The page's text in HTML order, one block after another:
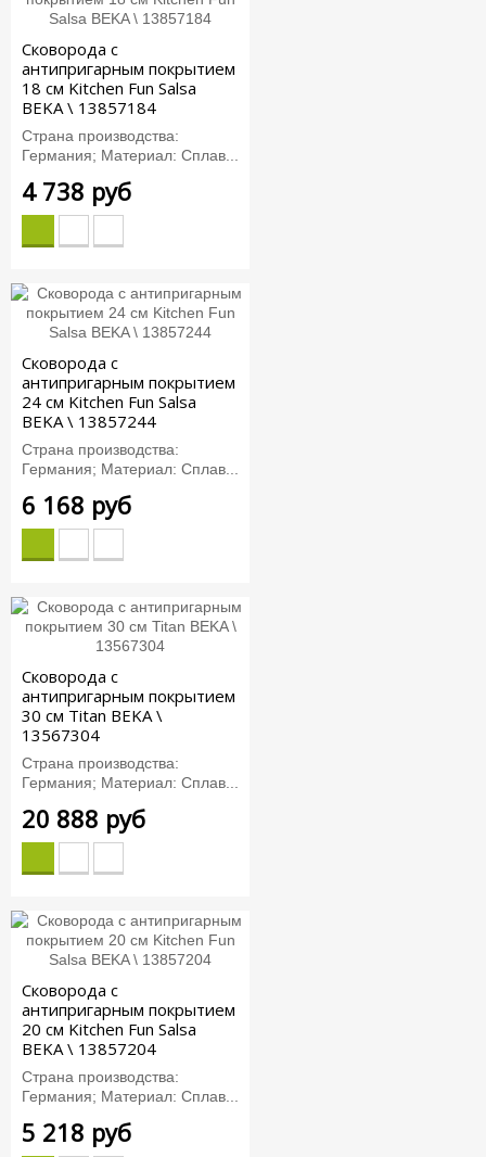
Сковорода с
антипригарным покрытием
18 см Kitchen Fun Salsa
BEKA \ 13857184
Страна производства:
Германия; Материал: Сплав...
4 738 руб
Сковорода с
антипригарным покрытием
24 см Kitchen Fun Salsa
BEKA \ 13857244
Страна производства:
Германия; Материал: Сплав...
6 168 руб
Сковорода с
антипригарным покрытием
30 см Titan BEKA \
13567304
Страна производства:
Германия; Материал: Сплав...
20 888 руб
Сковорода с
антипригарным покрытием
20 см Kitchen Fun Salsa
BEKA \ 13857204
Страна производства:
Германия; Материал: Сплав...
5 218 руб